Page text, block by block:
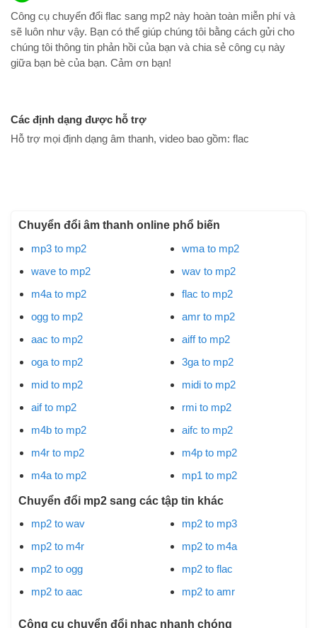
Công cụ chuyển đổi flac sang mp2 này hoàn toàn miễn phí và
sẽ luôn như vậy. Bạn có thể giúp chúng tôi bằng cách gửi cho
chúng tôi thông tin phản hồi của bạn và chia sẻ công cụ này
giữa bạn bè của bạn. Cảm ơn bạn!
Các định dạng được hỗ trợ
Hỗ trợ mọi định dạng âm thanh, video bao gồm: flac
Chuyển đổi âm thanh online phổ biến
mp3 to mp2
wave to mp2
m4a to mp2
ogg to mp2
aac to mp2
oga to mp2
mid to mp2
aif to mp2
m4b to mp2
m4r to mp2
m4a to mp2
wma to mp2
wav to mp2
flac to mp2
amr to mp2
aiff to mp2
3ga to mp2
midi to mp2
rmi to mp2
aifc to mp2
m4p to mp2
mp1 to mp2
Chuyển đổi mp2 sang các tập tin khác
mp2 to wav
mp2 to m4r
mp2 to ogg
mp2 to aac
mp2 to mp3
mp2 to m4a
mp2 to flac
mp2 to amr
Công cụ chuyển đổi nhạc nhanh chóng